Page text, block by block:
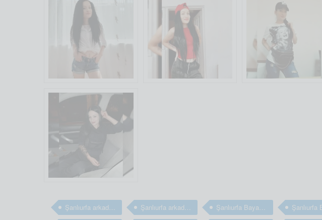
Şanlıurfa arkadaş Şanlıurfa arkadaş Şanlıurfa Bayan arkadaş